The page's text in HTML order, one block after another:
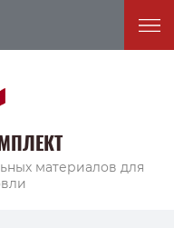
материалов для